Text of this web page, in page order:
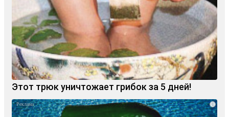
Этот трюк уничтожает грибок за 5 дней!
i